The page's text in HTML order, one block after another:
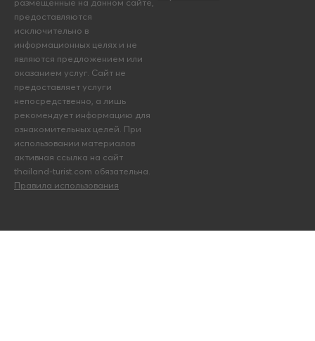
предоставляются
исключительно в
информационных целях и не
являются предложением или
оказанием услуг. Сайт не
предоставляет услуги
непосредственно, а лишь
рекомендует информацию для
ознакомительных целей. При
использовании материалов
активная ссылка на сайт
thailand-turist.com обязательна.
Правила использования